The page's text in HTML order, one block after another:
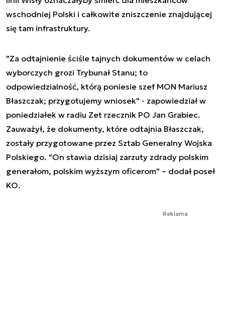
wschodniej Polski i całkowite zniszczenie znajdującej
się tam infrastruktury.
"Za odtajnienie ściśle tajnych dokumentów w celach
wyborczych grozi Trybunał Stanu; to
odpowiedzialność, którą poniesie szef MON Mariusz
Błaszczak; przygotujemy wniosek" - zapowiedział w
poniedziałek w radiu Zet rzecznik PO Jan Grabiec.
Zauważył, że dokumenty, które odtajnia Błaszczak,
zostały przygotowane przez Sztab Generalny Wojska
Polskiego. "On stawia dzisiaj zarzuty zdrady polskim
generałom, polskim wyższym oficerom" – dodał poseł
KO.
Reklama